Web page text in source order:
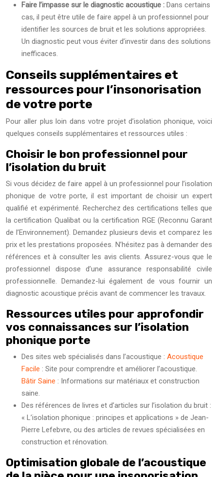
Faire l’impasse sur le diagnostic acoustique : Dans certains
cas, il peut être utile de faire appel à un professionnel pour
identifier les sources de bruit et les solutions appropriées.
Un diagnostic peut vous éviter d’investir dans des solutions
inefficaces.
Conseils supplémentaires et
ressources pour l’insonorisation
de votre porte
Pour aller plus loin dans votre projet d’isolation phonique, voici
quelques conseils supplémentaires et ressources utiles :
Choisir le bon professionnel pour
l’isolation du bruit
Si vous décidez de faire appel à un professionnel pour l’isolation
phonique de votre porte, il est important de choisir un expert
qualifié et expérimenté. Recherchez des certifications telles que
la certification Qualibat ou la certification RGE (Reconnu Garant
de l’Environnement). Demandez plusieurs devis et comparez les
prix et les prestations proposées. N’hésitez pas à demander des
références et à consulter les avis clients. Assurez-vous que le
professionnel dispose d’une assurance responsabilité civile
professionnelle. Demandez-lui également de vous fournir un
diagnostic acoustique précis avant de commencer les travaux.
Ressources utiles pour approfondir
vos connaissances sur l’isolation
phonique porte
Des sites web spécialisés dans l’acoustique : Acoustique
Facile : Site pour comprendre et améliorer l’acoustique.
Bâtir Saine : Informations sur matériaux et construction
saine.
Des références de livres et d’articles sur l’isolation du bruit :
« L’isolation phonique : principes et applications » de Jean-
Pierre Lefebvre, ou des articles de revues spécialisées en
construction et rénovation.
Optimisation globale de l’acoustique